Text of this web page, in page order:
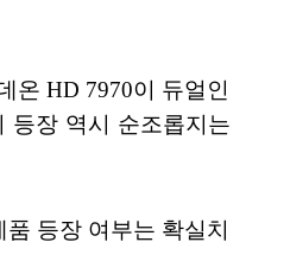
온 HD 7970이 듀얼인
등장 역시 순조롭지는
등장 여부는 확실치